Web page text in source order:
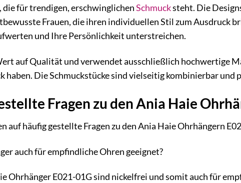
die für trendigen, erschwinglichenSchmucksteht. Die
Frauen, die ihren individuellen Stil zum Ausdruck
und Ihre Persönlichkeit unterstreichen.
auf Qualität und verwendet ausschließlich hochwertige
haben. Die Schmuckstücke sind vielseitig kombinierbar und
Fragen zu den Ania Haie
auf häufig gestellte Fragen zu den Ania Haie Ohrhängern
auch für empfindliche Ohren geeignet?
Ohrhänger E021-01G sind nickelfrei und somit auch für